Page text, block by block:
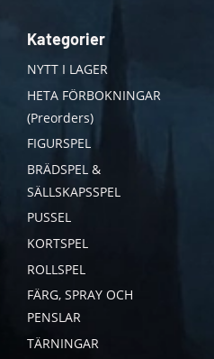
Kategorier
NYTT I LAGER
HETA FÖRBOKNINGAR
(Preorders)
FIGURSPEL
BRÄDSPEL &
SÄLLSKAPSSPEL
PUSSEL
KORTSPEL
ROLLSPEL
FÄRG, SPRAY OCH
PENSLAR
TÄRNINGAR